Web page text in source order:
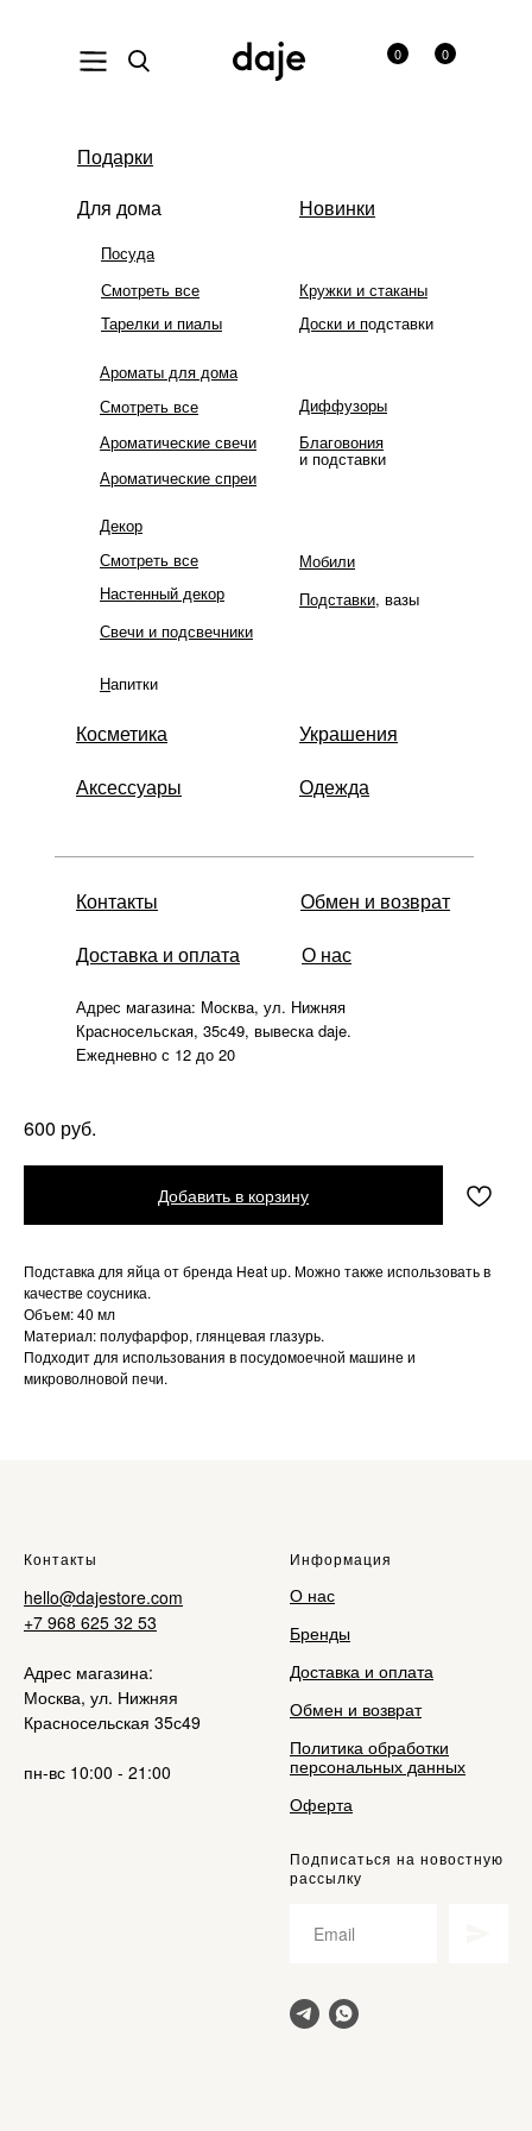
0
0
На сайте ведутся технические работы. В связи с этим
некоторых товаров временно нет в наличии. Приносим
Подставка для яйца розовая, Отжигаем /
Heat up ceramics
600 руб.
Добавить в корзину
Подставка для яйца от бренда Heat up. Можно также использовать в
качестве соусника.
Объем: 40 мл
Материал: полуфарфор, глянцевая глазурь.
Подходит для использования в посудомоечной машине и
микроволновой печи.
Контакты
hello@dajestore.com
+7 968 625 32 53
Адрес магазина:
Москва, ул. Нижняя
Красносельская 35с49
пн-вс 10:00 - 21:00
Информация
О нас
Бренды
Доставка и оплата
Обмен и возврат
Политика обработки
персональных данных
Оферта
Подписаться на новостную
рассылку
Для дома
Посуда
Смотреть все
Тарелки и пиалы
Кружки и стаканы
Доски и подставки
Ароматы для дома
Смотреть все
Ароматические свечи
Ароматические спреи
Благовония
и подставки
Диффузоры
Декор
Смотреть все
Настенный декор
Свечи и подсвечники
Мобили
Подставки, вазы
Косметика
Одежда
Аксессуары
Украшения
Подарки
Контакты
Доставка и оплата
Обмен и возврат
Адрес магазина: Москва, ул. Нижняя
Красносельская, 35с49, вывеска daje.
Ежедневно с 12 до 20
Напитки
О нас
Новинки